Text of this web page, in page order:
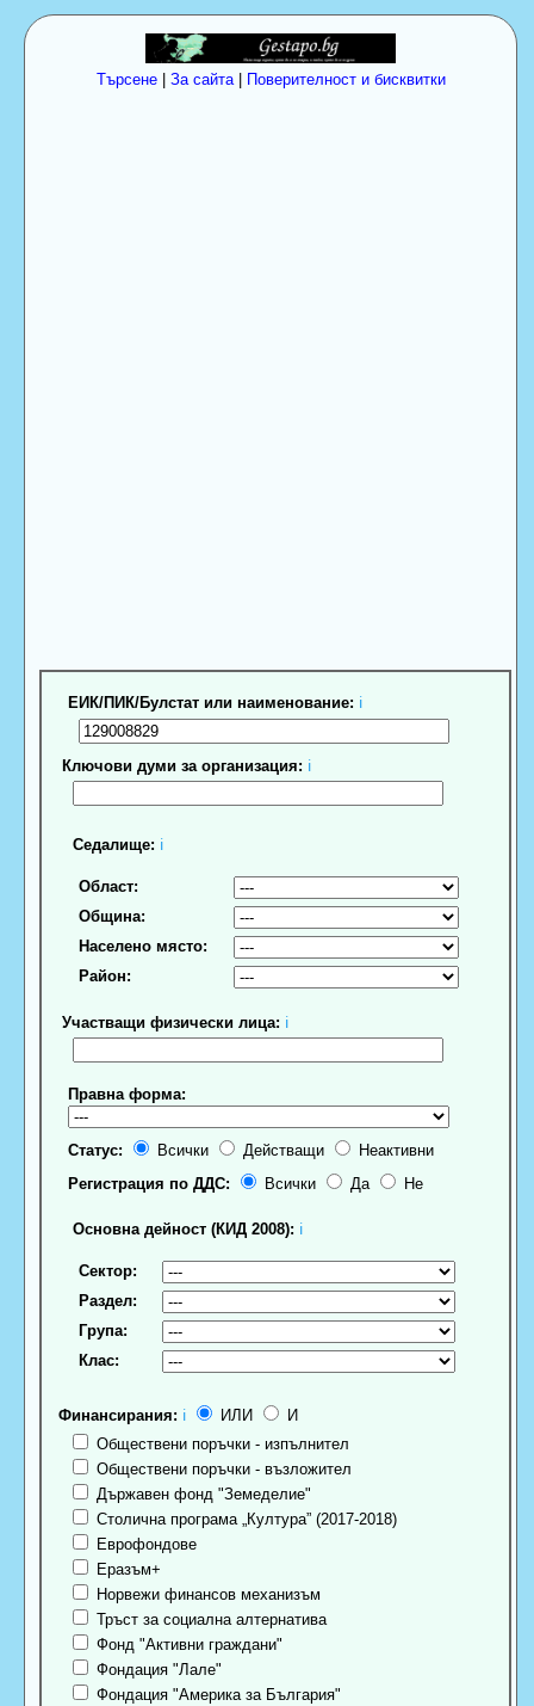
Търсене| За сайта| Поверителност и бисквитки
ЕИК/ПИК/Булстат или наименование: ℹ
Ключови думи за организация: ℹ
Седалище: ℹ
Област:
Община:
Населено място:
Район:
Участващи физически лица: ℹ
Правна форма:
Статус: Всички Действащи
Неактивни
Регистрация по ДДС:
Всички Да Не
Основна дейност (КИД 2008): ℹ
Сектор:
Раздел:
Група:
Клас:
Финансирания: ℹ ИЛИ
И
Обществени поръчки - изпълнител
Обществени поръчки - възложител
Държавен фонд "Земеделие"
Столична програма „Култура” (2017-2018)
Еврофондове
Еразъм+
Норвежи финансов механизъм
Тръст за социална алтернатива
Фонд "Активни граждани"
Фондация "Лале"
Фондация "Америка за България"